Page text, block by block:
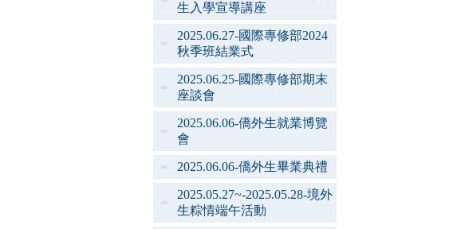
生入學宣導講座
2025.06.27-國際專修部2024
秋季班結業式
2025.06.25-國際專修部期末
座談會
2025.06.06-僑外生就業博覽
會
2025.06.06-僑外生畢業典禮
2025.05.27~-2025.05.28-境外
生粽情端午活動